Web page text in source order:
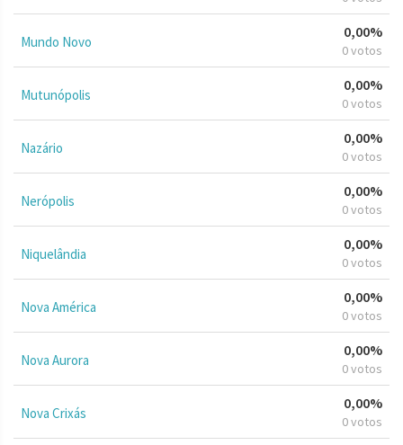
Mundo Novo
0,00%
0 votos
Mutunópolis
0,00%
0 votos
Nazário
0,00%
0 votos
Nerópolis
0,00%
0 votos
Niquelândia
0,00%
0 votos
Nova América
0,00%
0 votos
Nova Aurora
0,00%
0 votos
Nova Crixás
0,00%
0 votos